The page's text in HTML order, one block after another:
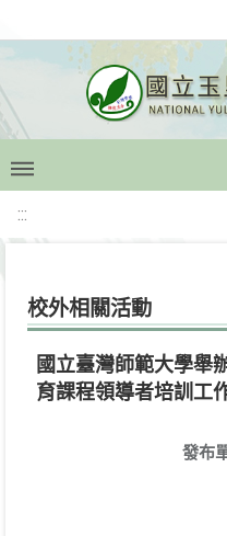
:::
校外相關活動
國立臺灣師範大學舉
育課程領導者培訓工
發布